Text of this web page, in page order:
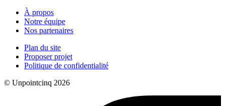
À propos
Notre équipe
Nos partenaires
Plan du site
Proposer projet
Politique de confidentialité
© Unpointcinq 2026